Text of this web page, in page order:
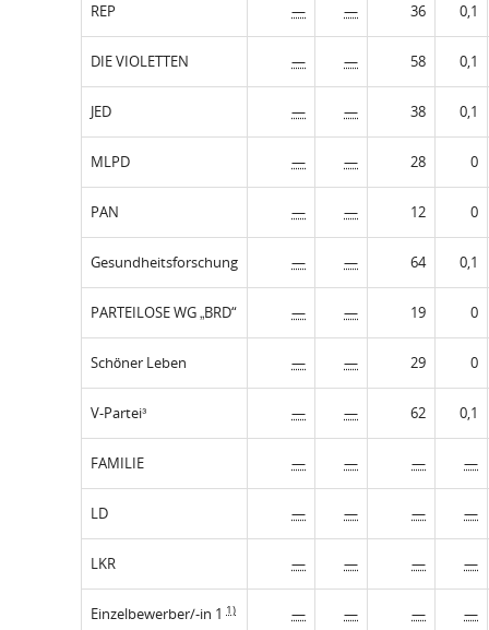
REP — — 36 0,1
DIE VIOLETTEN — — 58 0,1
JED — — 38 0,1
MLPD — — 28 0
PAN — — 12 0
Gesundheitsforschung — — 64 0,1
PARTEILOSE WG „BRD“ — — 19 0
Schöner Leben — — 29 0
V-Partei³ — — 62 0,1
FAMILIE — — — —
LD — — — —
LKR — — — —
Einzelbewerber/-in 1 1) — — — —